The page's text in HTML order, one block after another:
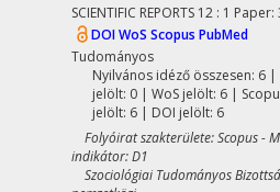
SCIENTIFIC REPORTS 12 : 1 Paper:
DOIWoS Scopus PubMed
Tudományos
Nyilvános idéző összesen: 6|
jelölt: 0 | WoS jelölt: 6 |
jelölt: 6 | DOI jelölt: 6
Folyóirat szakterülete: Scopus -
indikátor: D1
Szociológiai Tudományos